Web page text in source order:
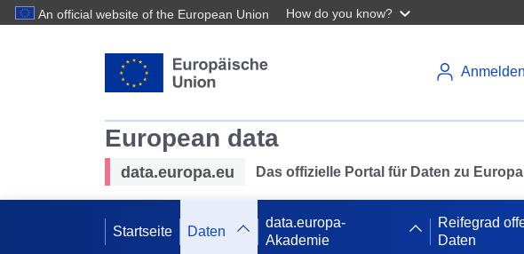
An official website of the European Union How do you know?
Anmelden
European data
data.europa.eu Das offizielle Portal für Daten zu Europa
Startseite Daten
data.europa-
Akademie
Reifegrad
Daten